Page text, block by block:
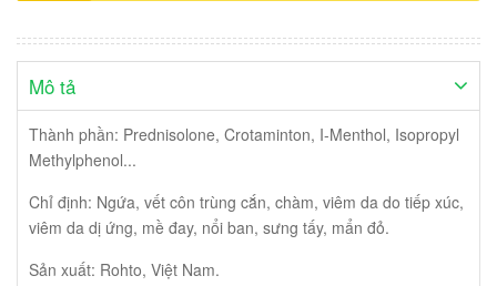
Mô tả
Thành phần: Prednisolone, Crotaminton, I-Menthol, Isopropyl
Methylphenol...
Chỉ định: Ngứa, vết côn trùng cắn, chàm, viêm da do tiếp xúc,
viêm da dị ứng, mề đay, nổi ban, sưng tấy, mẩn đỏ.
Sản xuất: Rohto, Việt Nam.